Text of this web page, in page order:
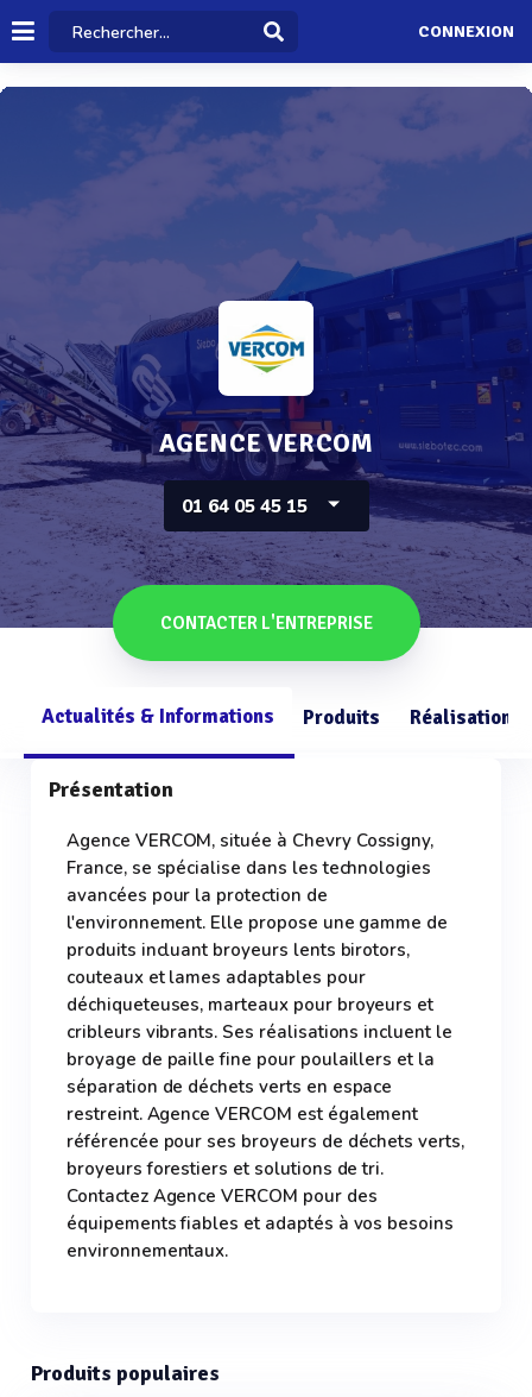
CONNEXION
AGENCE VERCOM
01 64 05 45 15
CONTACTER L'ENTREPRISE
Actualités & Informations Produits Réalisations
Présentation
Agence VERCOM, située à Chevry Cossigny,
France, se spécialise dans les technologies
avancées pour la protection de
l'environnement. Elle propose une gamme de
produits incluant broyeurs lents birotors,
couteaux et lames adaptables pour
déchiqueteuses, marteaux pour broyeurs et
cribleurs vibrants. Ses réalisations incluent le
broyage de paille fine pour poulaillers et la
séparation de déchets verts en espace
restreint. Agence VERCOM est également
référencée pour ses broyeurs de déchets verts,
broyeurs forestiers et solutions de tri.
Contactez Agence VERCOM pour des
équipements fiables et adaptés à vos besoins
environnementaux.
Produits populaires